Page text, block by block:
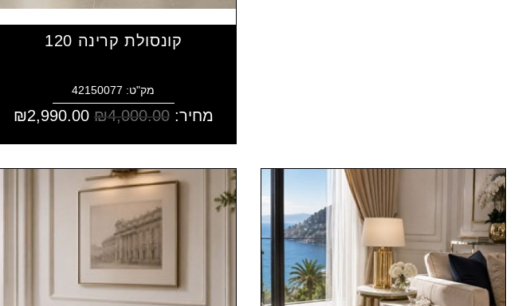
קונסולת קרינה 120
מק"ט: 42150077
מחיר: ₪4,000.00
₪2,990.00